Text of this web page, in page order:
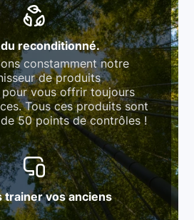
reconditionné.
constamment notre
de produits
vous offrir toujours
Tous ces produits sont
50 points de contrôles !
trainer vos anciens